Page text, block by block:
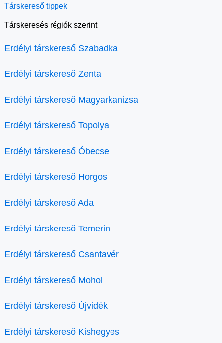
Társkereső tippek
Társkeresés régiók szerint
Erdélyi társkereső Szabadka
Erdélyi társkereső Zenta
Erdélyi társkereső Magyarkanizsa
Erdélyi társkereső Topolya
Erdélyi társkereső Óbecse
Erdélyi társkereső Horgos
Erdélyi társkereső Ada
Erdélyi társkereső Temerin
Erdélyi társkereső Csantavér
Erdélyi társkereső Mohol
Erdélyi társkereső Újvidék
Erdélyi társkereső Kishegyes